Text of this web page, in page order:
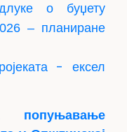
о буџету
– планиране
- ексел
попуњавање